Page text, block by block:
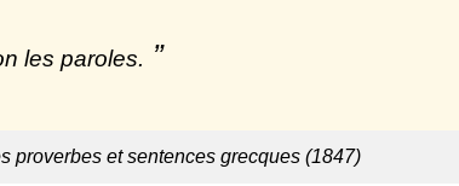
les paroles.
proverbes et sentences grecques (1847)